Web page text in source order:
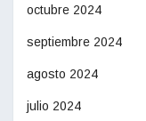
octubre 2024
septiembre 2024
agosto 2024
julio 2024